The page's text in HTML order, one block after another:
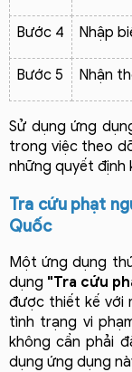
Bước 4 Nhập
Bước 5 Nhận
Sử dụng ứng
trong việc theo
những quyết định
Tra cứu phạt
Quốc
Một ứng dụng
dụng "Tra cứu
được thiết kế với
tình trạng vi
không cần phải
dụng ứng dụng